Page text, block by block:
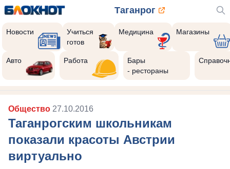
Таганрог
Новости
Учиться
готов
Медицина Магазины
Авто Работа
Бары
- рестораны
Общество 27.10.2016
Таганрогским школьникам
показали красоты Австрии
виртуально